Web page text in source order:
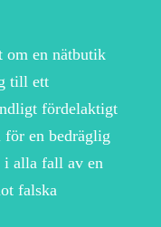
om en nätbutik
till ett
fördelaktigt
för en bedräglig
i alla fall av en
falska